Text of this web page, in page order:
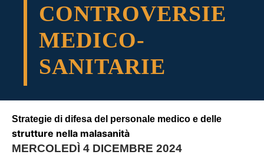
CONTROVERSIE
MEDICO-
SANITARIE
Strategie di difesa del personale medico e delle
strutture nella malasanità
MERCOLEDÌ 4 DICEMBRE 2024